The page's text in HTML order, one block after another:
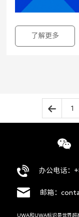
了解更多
1
办公电话：
邮箱：
UWA和UWA标识是世界超